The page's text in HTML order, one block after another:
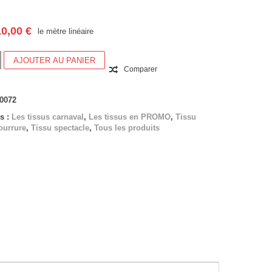
€ le mètre linéaire
AJOUTER AU PANIER
Comparer
: Les tissus carnaval , Les tissus en PROMO, Tissu
, Tissu spectacle, Tous les produits